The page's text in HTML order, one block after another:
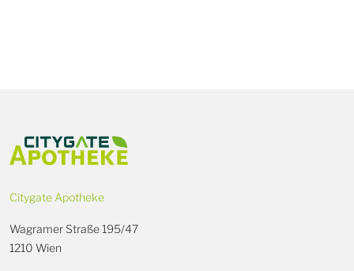
Citygate Apotheke
Wagramer Straße 195/47
1210 Wien